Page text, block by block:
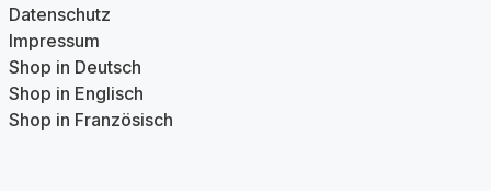
Datenschutz
Impressum
Shop in Deutsch
Shop in Englisch
Shop in Französisch